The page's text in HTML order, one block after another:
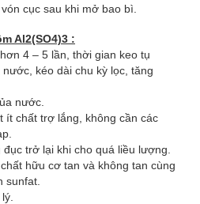
cục sau khi mở bao bì.
Al2(SO4)3 :
4 – 5 lần, thời gian keo tụ
kéo dài chu kỳ lọc, tăng
nước.
ít chất trợ lắng, không cần các
trở lại khi cho quá liều lượng.
hữu cơ tan và không tan cùng
sunfat.